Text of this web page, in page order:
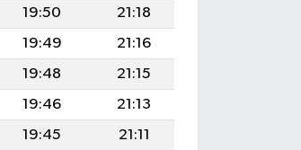
19:50
21:18
19:49
21:16
19:48
21:15
19:46
21:13
19:45
21:11